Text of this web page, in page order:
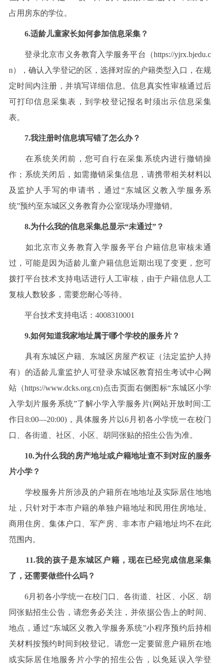
占用房东的学位。
6.适龄儿童家长如何参加信息采集？
登录北京市义务教育入学服务平台（https://yjrx.bjedu.c
n），确认入学登记的区，选择对应的户籍类型入口，在规
定时间内注册，并填写详细信息。信息真实性审核通过后
可打印信息采集表，到学校登记报名时须出示信息采集
表。
7.我注册时信息填写错了怎么办？
在系统关闭前，您可自行在采集系统内进行撤销操
作；系统关闭后，如需撤销采集信息，请携带相关材料以
及监护人手写的申请书，通过“东城区义教入学服务系
统”预约至东城区义务教育办公室现场办理撤销。
8.为什么我的信息采集总显示“未通过”？
如北京市义务教育入学服务平台户籍信息审核未通
过，可能是因为适龄儿童户籍信息近期出现了变更，您可
拨打平台技术支持电话进行人工审核，由于户籍信息人工
复核人数较多，需要您耐心等待。
平台技术支持电话：4008310001
9.如何知道我家地址属于哪个学校的服务片？
具有东城区户籍、东城区房屋产权证（法定监护人持
有）的适龄儿童监护人可登录东城区教育招生考试中心网
站（https://www.dcks.org.cn)点击页面右侧图标“东城区小学
入学划片服务系统”了解小学入学服务片(网站开放时间:工
作日8:00—20:00)，具体服务片以6月初各小学统一在校门
口、各街道、社区、小区、胡同张贴的招生公告为准。
10.为什么我的房产地址或户籍地址查不到对应的服务
片小学？
学校服务片所涉及的户籍所在地地址及实际居住地地
址，只针对于本市户籍的单独户籍地址和民用住房地址。
商用住房、集体户口、军产房、非本市户籍地址均不在此
范围内。
11.我的孩子是东城区户籍，现在已经完成信息采集
了，还需要做些什么吗？
6月初各小学统一在校门口、各街道、社区、小区、胡
同张贴招生公告，请您务必关注，并依据公告上的时间、
地点，通过“东城区义教入学服务系统”小程序预约后持相
关材料按预约时间到校登记。请您一定要留意户籍所在地
或实际居住地服务片小学的招生公告，以免延误入学登